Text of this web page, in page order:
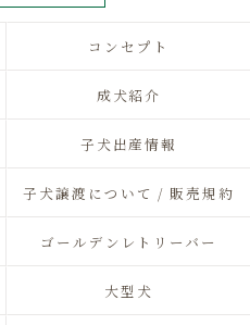
コンセプト
成犬紹介
子犬出産情報
子犬譲渡について / 販売規約
ゴールデンレトリーバー
大型犬